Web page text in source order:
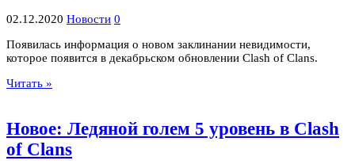
02.12.2020 Новости 0
Появилась информация о новом заклинании невидимости,
которое появится в декабрьском обновлении Clash of Clans.
Читать »
Новое: Ледяной голем 5 уровень в Clash
of Clans